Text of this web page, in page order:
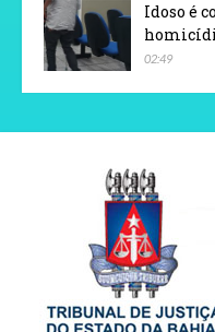
Idoso é
02:49